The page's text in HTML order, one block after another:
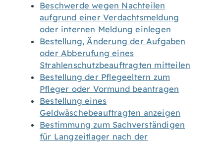
Beschwerde wegen Nachteilen
aufgrund einer Verdachtsmeldung
oder internen Meldung einlegen
Bestellung, Änderung der Aufgaben
oder Abberufung eines
Strahlenschutzbeauftragten mitteilen
Bestellung der Pflegeeltern zum
Pfleger oder Vormund beantragen
Bestellung eines
Geldwäschebeauftragten anzeigen
Bestimmung zum Sachverständigen
für Langzeitlager nach der